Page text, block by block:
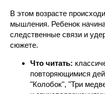
В этом возрасте
мышления. Ребенок
следственные связи и
сюжете.
Что читать:
повторяющимися
"Колобок", "Три